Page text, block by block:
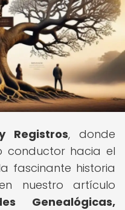
Registros, donde
conductor hacia el
fascinante historia
nuestro artículo
Genealógicas,